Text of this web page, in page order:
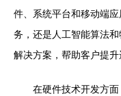
件、系统平台和移动端
务，还是人工智能算法
解决方案，帮助客户提升
在硬件技术开发方